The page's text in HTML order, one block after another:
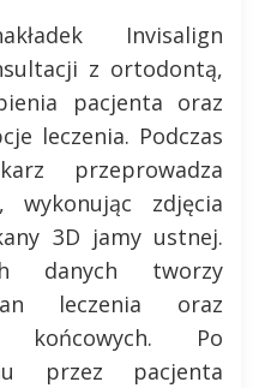
Invisalign
z ortodontą,
pacjenta oraz
leczenia. Podczas
przeprowadza
wykonując zdjęcia
3D jamy ustnej.
danych tworzy
leczenia oraz
końcowych. Po
przez pacjenta